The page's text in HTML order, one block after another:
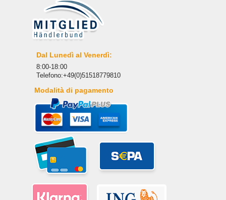
Dal Lunedì al Venerdì:
8:00-18:00
Telefono:+49(0)51518779810
Modalità di pagamento